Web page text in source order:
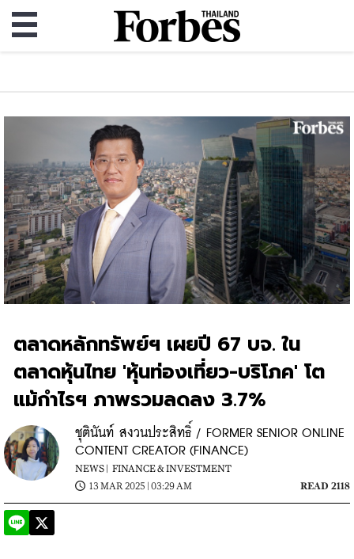
ตลาดหลักทรัพย์ฯ เผยปี 67 บจ. ใน
ตลาดหุ้นไทย 'หุ้นท่องเที่ยว-บริโภค' โต
แม้กำไรฯ ภาพรวมลดลง 3.7%
ชุตินันท์ สงวนประสิทธิ์ / FORMER SENIOR ONLINE
CONTENT CREATOR (FINANCE)
NEWS | FINANCE & INVESTMENT
13 MAR 2025 | 03:29 AM
READ 2118